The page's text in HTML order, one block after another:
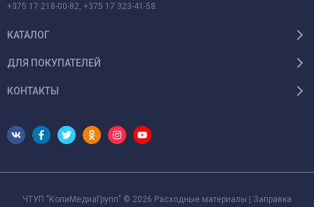
+375 17 218-00-82, +375 17 323-41-58.
КАТАЛОГ
ДЛЯ ПОКУПАТЕЛЕЙ
КОНТАКТЫ
ЧТУП "КопиМедиаГрупп" © 2026 Расходные материалы | Заправка